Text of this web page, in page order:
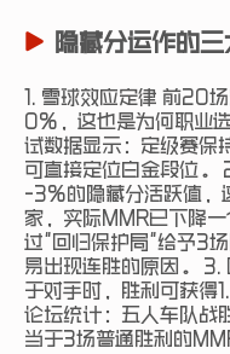
隐藏分运作的
1. 雪球效应定律 前20
0%，这也是为何职业
试数据显示：定级赛保
可直接定位白金段位。
-3%的隐藏分活跃值，
家，实际MMR已下降
过"回归保护局"给予3
易出现连胜的原因。 3.
于对手时，胜利可获得
论坛统计：五人车队战
当于3场普通胜利的